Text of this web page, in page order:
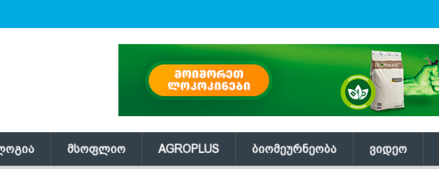
ᲛᲡᲝᲤᲚᲘᲝ AGROPLUS ᲑᲘᲝᲛᲔᲣᲠᲜᲔᲝᲑᲐ ᲕᲘᲓᲔᲝ